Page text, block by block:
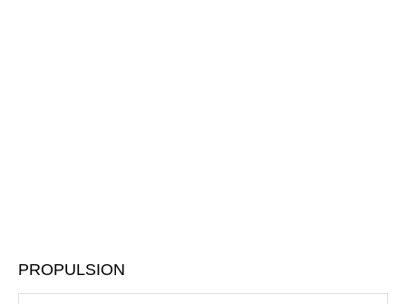
PROPULSION